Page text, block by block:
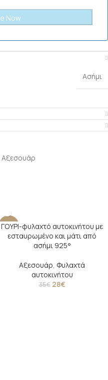
Ασήμι
Αξεσουάρ
-20%
ΓΟΥΡΙ-φυλαχτό αυτοκινήτου με
εσταυρωμένο και μάτι από
ασήμι 925°
Αξεσουάρ, Φυλαχτά
αυτοκινήτου
35€ 28€